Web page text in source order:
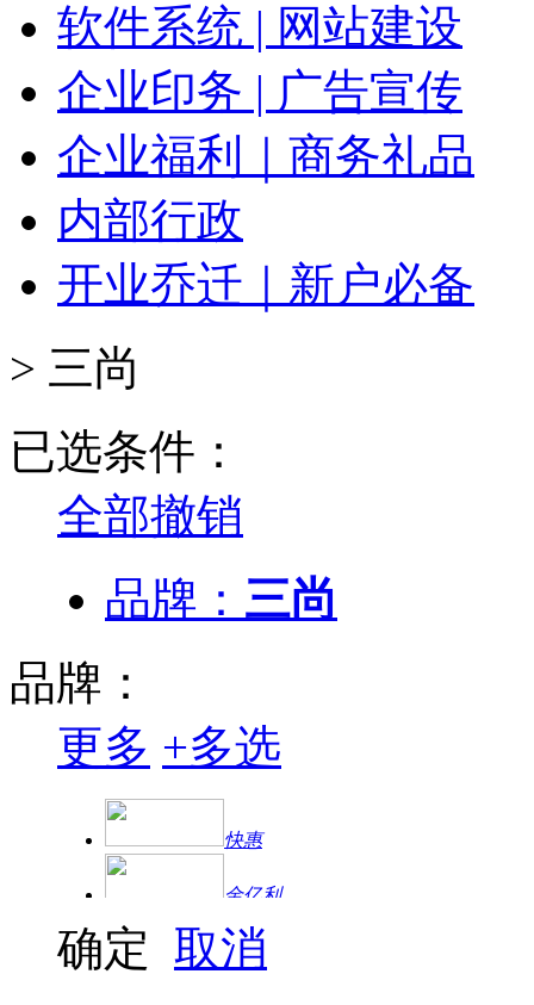
软件系统 | 网站建设
企业印务 | 广告宣传
企业福利｜商务礼品
内部行政
开业乔迁｜新户必备
> 三尚
已选条件：
全部撤销
品牌： 三尚
品牌：
更多 +多选
快惠
金亿利
方正
确定 取消